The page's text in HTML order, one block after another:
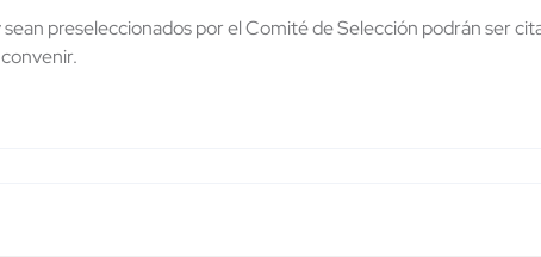
preseleccionados por el Comité de Selección podrán ser